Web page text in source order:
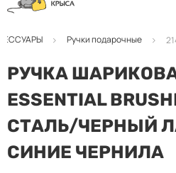
Ручки подарочные
РУЧКА
ESSENTIAL
СТАЛЬ/ЧЕРНЫЙ
СИНИЕ ЧЕРНИЛА